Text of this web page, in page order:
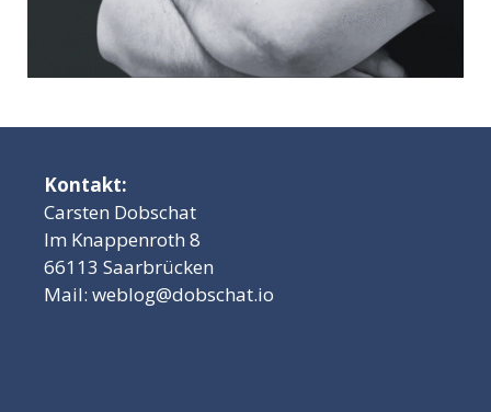
Kontakt:
Carsten Dobschat
Im Knappenroth 8
66113 Saarbrücken
Mail: weblog@dobschat.io